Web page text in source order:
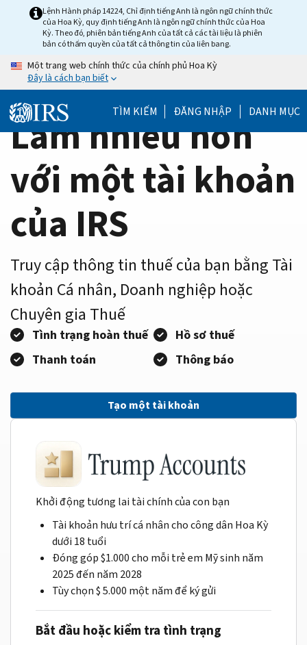
HomeLệnh Hành pháp 14224, Chỉ định tiếng Anh là ngôn ngữ chính thức
của Hoa Kỳ, quy định tiếng Anh là ngôn ngữ chính thức của Hoa
Kỳ. Theo đó, phiên bản tiếng Anh của tất cả các tài liệu là phiên
bản có thẩm quyền của tất cả thông tin của liên bang.
Một trang web chính thức của chính phủ Hoa Kỳ
Đây là cách bạn biết
TÌM KIẾM ĐĂNG NHẬP DANH MỤC
Làm nhiều hơn
với một tài khoản
của IRS
Truy cập thông tin thuế của bạn bằng Tài
khoản Cá nhân, Doanh nghiệp hoặc
Chuyên gia Thuế
Tình trạng hoàn thuế
Hồ sơ thuế
Thanh toán
Thông báo
Tạo một tài khoản
Khởi động tương lai tài chính của con bạn
Tài khoản hưu trí cá nhân cho công dân Hoa Kỳ
dưới 18 tuổi
Đóng góp $1.000 cho mỗi trẻ em Mỹ sinh năm
2025 đến năm 2028
Tùy chọn $ 5.000 một năm để ký gửi
Bắt đầu hoặc kiểm tra tình trạng